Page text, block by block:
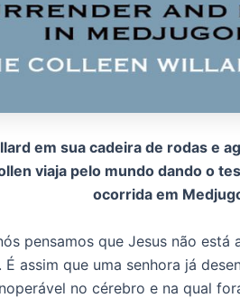
em sua cadeira de rodas e
viaja pelo mundo dando o
ocorrida em
pensamos que Jesus não está
É assim que uma senhora já
no cérebro e na qual